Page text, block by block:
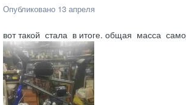
Опубликовано 13 апреля
вот такой стала в итоге. общая масса